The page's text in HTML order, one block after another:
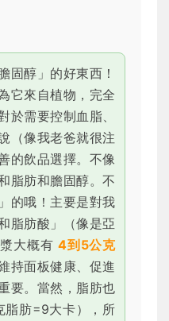
固醇」的好東西！
它來自植物，完全
於需要控制血脂、
（像我老爸就很注
的飲品選擇。不像
脂肪和膽固醇。不
的哦！主要是對我
脂肪酸」（像是亞
漿大概有4到5公克
持面板健康、促進
要。當然，脂肪也
脂肪=9大卡），所